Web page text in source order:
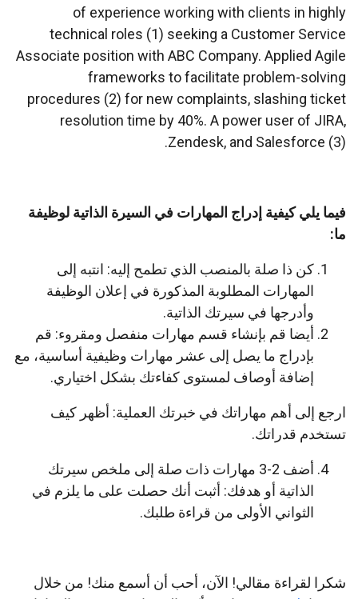
of experience working with clients in highly
technical roles (1) seeking a Customer Service
Associate position with ABC Company. Applied Agile
frameworks to facilitate problem-solving
procedures (2) for new complaints, slashing ticket
resolution time by 40%. A power user of JIRA,
Zendesk, and Salesforce (3).
فيما يلي كيفية إدراج المهارات في السيرة الذاتية لوظيفة
ما:
كن ذا صلة بالمنصب الذي تطمح إليه: انتبه إلى
المهارات المطلوبة المذكورة في إعلان الوظيفة
وأدرجها في سيرتك الذاتية.
أيضا قم بإنشاء قسم مهارات منفصل ومقروء: قم
بإدراج ما يصل إلى عشر مهارات وظيفية أساسية، مع
إضافة أوصاف لمستوى كفاءتك بشكل اختياري.
ارجع إلى أهم مهاراتك في خبرتك العملية: أظهر كيف
تستخدم قدراتك.
أضف 2-3 مهارات ذات صلة إلى ملخص سيرتك
الذاتية أو هدفك: أثبت أنك حصلت على ما يلزم في
الثواني الأولى من قراءة طلبك.
شكرا لقراءة مقالي! الآن، أحب أن أسمع منك! من خلال